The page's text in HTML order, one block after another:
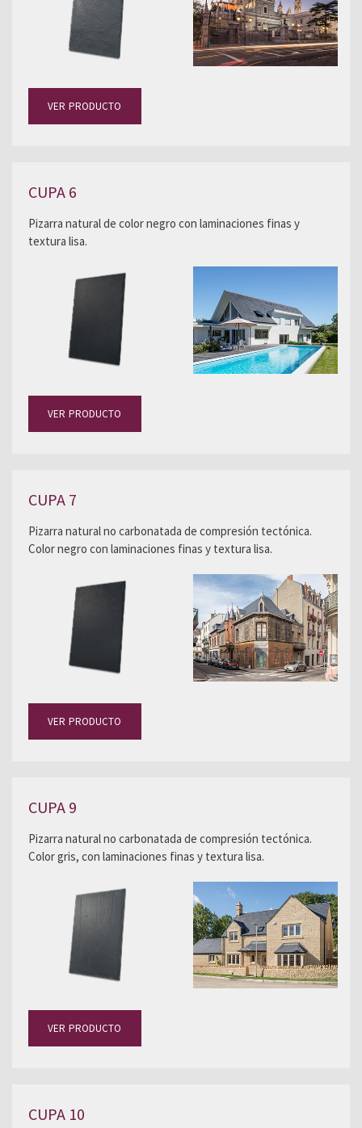
VER PRODUCTO
CUPA 6
Pizarra natural de color negro con laminaciones finas y
textura lisa.
VER PRODUCTO
CUPA 7
Pizarra natural no carbonatada de compresión tectónica.
Color negro con laminaciones finas y textura lisa.
VER PRODUCTO
CUPA 9
Pizarra natural no carbonatada de compresión tectónica.
Color gris, con laminaciones finas y textura lisa.
VER PRODUCTO
CUPA 10